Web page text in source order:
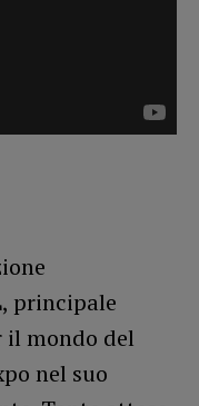
, principale
il mondo del
nel suo